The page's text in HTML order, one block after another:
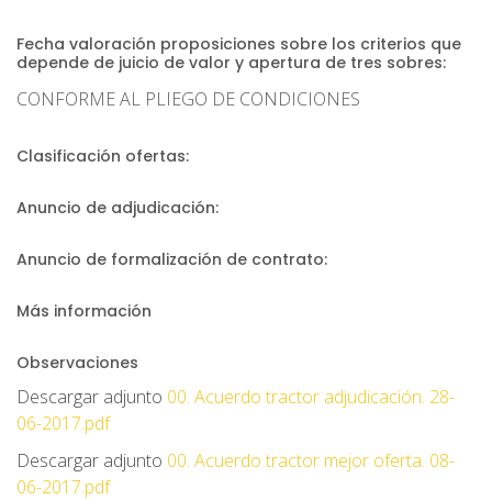
Fecha valoración proposiciones sobre los criterios que
depende de juicio de valor y apertura de tres sobres:
CONFORME AL PLIEGO DE CONDICIONES
Clasificación ofertas:
Anuncio de adjudicación:
Anuncio de formalización de contrato:
Más información
Observaciones
Descargar adjunto 00. Acuerdo tractor adjudicación. 28-
06-2017.pdf
Descargar adjunto 00. Acuerdo tractor mejor oferta. 08-
06-2017.pdf